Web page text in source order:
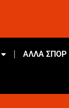
ΑΛΛΑ ΣΠΟΡ